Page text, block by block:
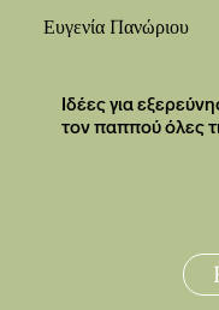
Ιδέες για
τον παππού όλες
Ευγενία Πανώριου